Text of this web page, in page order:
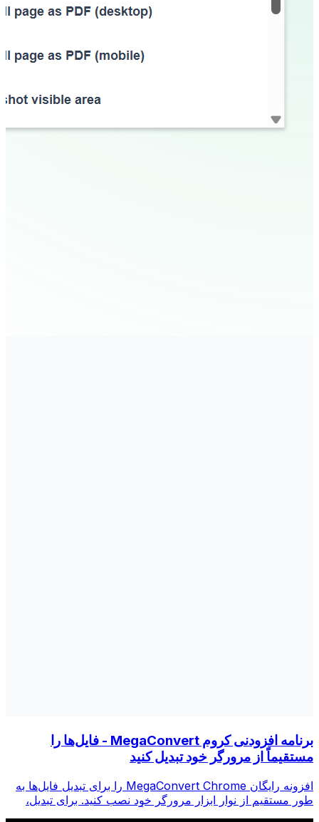
برنامه افزودنی کروم MegaConvert - فایل‌ها را
مستقیماً از مرورگر خود تبدیل کنید
افزونه رایگان MegaConvert Chrome را برای تبدیل فایل‌ها به
طور مستقیم از نوار ابزار مرورگر خود نصب کنید. برای تبدیل،